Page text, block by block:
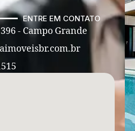
ENTRE EM CONTATO
396 - Campo Grande